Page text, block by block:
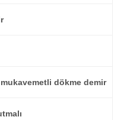
dökme demir